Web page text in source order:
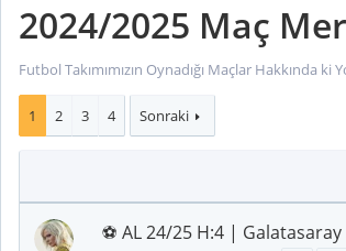
2024/2025 Maç
Futbol Takımımızın Oynadığı Maçlar Hakkında ki
1 2 3 4 Sonraki
⚽ AL 24/25 H:4 |